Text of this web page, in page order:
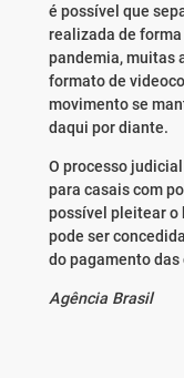
é possível que
realizada de
pandemia, muitas
formato de
movimento se
daqui por diante.
O processo
para casais com
possível pleitear o
pode ser
do pagamento das
Agência Brasil